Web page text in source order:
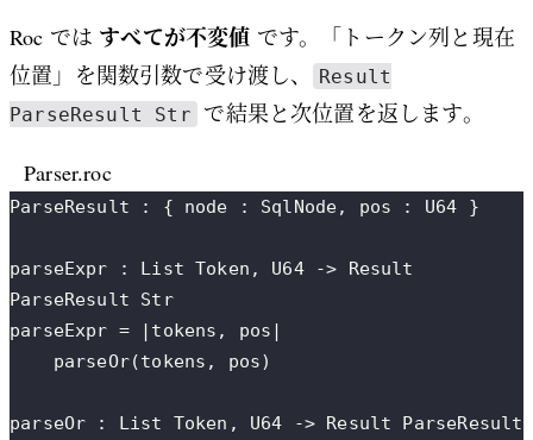
Roc では すべてが不変値 です。「トークン列と現在
位置」を関数引数で受け渡し、
Result
ParseResult Str
で結果と次位置を返します。
Parser.roc
ParseResult : { node : SqlNode, pos : U64 }
parseExpr : List Token, U64 -> Result
ParseResult Str
parseExpr = |tokens, pos|
    parseOr(tokens, pos)
parseOr : List Token, U64 -> Result ParseResult